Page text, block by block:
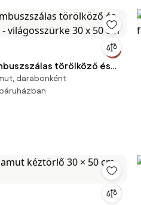
törölköző és
világosszürke 30 x 50
darabonként